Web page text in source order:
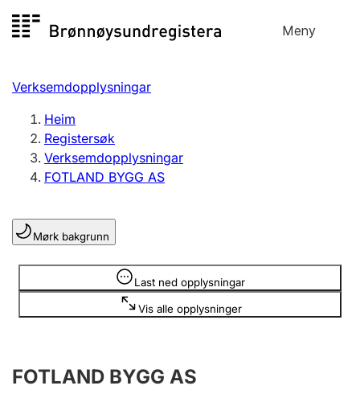
til
Meny
Registersøk
Aksjeselskap
Enkeltpersonføretak
Registrere, endre, slette
Lag og foreining
Registrere, endre, slette
Årsrekneskap
Verksemdopplysningar
Heim
Registersøk
Verksemdopplysningar
FOTLAND BYGG AS
Mørk bakgrunn
Last ned opplysningar
Vis alle opplysninger
Opplysninger er skjult
FOTLAND BYGG AS